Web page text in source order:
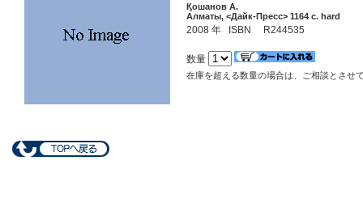
Қошанов А.
Алматы, <Дайк-Пресс> 1164 c. hard
2008 年 ISBN R244535
数量
在庫を超える数量の場合は、ご相談とさせ